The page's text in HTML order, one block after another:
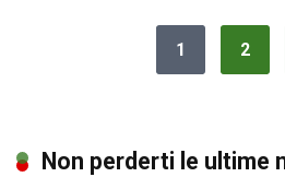
1 2
Non perderti le ultime